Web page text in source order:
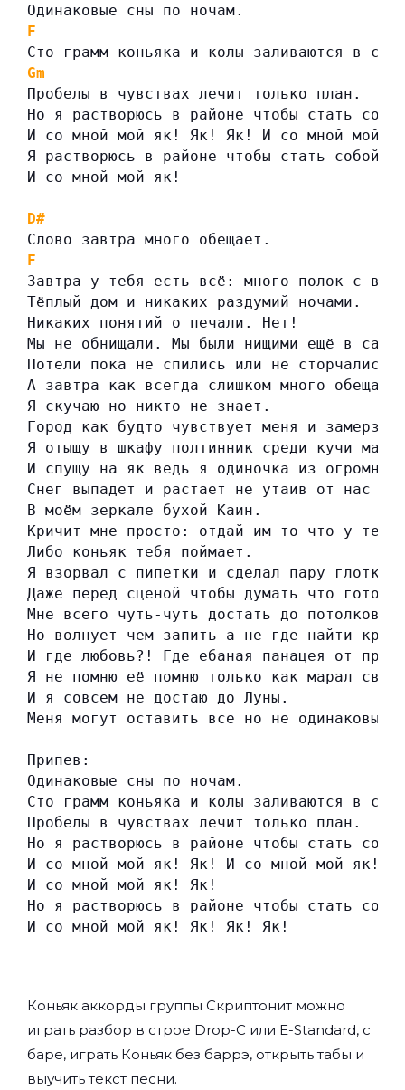
Одинаковые сны по ночам.
F
Сто грамм коньяка и колы заливаются в
Gm
Пробелы в чувствах лечит только план.
Но я растворюсь в районе чтобы стать
И со мной мой як! Як! Як! И со мной мой
Я растворюсь в районе чтобы стать собой.
И со мной мой як!
D#
Слово завтра много обещает.
F
Завтра у тебя есть всё: много полок с
Тёплый дом и никаких раздумий ночами.
Никаких понятий о печали. Нет!
Мы не обнищали. Мы были нищими ещё в
Потели пока не спились или не сторчались.
А завтра как всегда слишком много
Я скучаю но никто не знает.
Город как будто чувствует меня и
Я отыщу в шкафу полтинник среди кучи
И спущу на як ведь я одиночка из
Снег выпадет и растает не утаив от нас
В моём зеркале бухой Каин.
Кричит мне просто: отдай им то что у
Либо коньяк тебя поймает.
Я взорвал с пипетки и сделал пару
Даже перед сценой чтобы думать что готов.
Мне всего чуть-чуть достать до потолков.
Но волнует чем запить а не где найти
И где любовь?! Где ебаная панацея от
Я не помню её помню только как марал
И я совсем не достаю до Луны.
Меня могут оставить все но не одинаковые
Припев:
Одинаковые сны по ночам.
Сто грамм коньяка и колы заливаются в
Пробелы в чувствах лечит только план.
Но я растворюсь в районе чтобы стать
И со мной мой як! Як! И со мной мой як!
И со мной мой як! Як!
Но я растворюсь в районе чтобы стать
И со мной мой як! Як! Як! Як!
Коньяк аккорды группы Скриптонит можно
играть разбор в строе Drop-C или E-Standard, с
баре, играть Коньяк без баррэ, открыть табы и
выучить текст песни.